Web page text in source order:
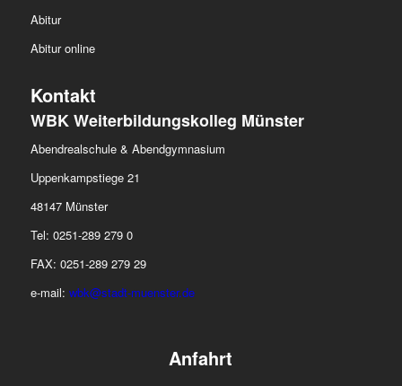
Abitur
Abitur online
Kontakt
WBKWeiterbildungskolleg Münster
Abendrealschule & Abendgymnasium
Uppenkampstiege 21
48147 Münster
Tel: 0251-289 279 0
FAX: 0251-289 279 29
e-mail: wbk@stadt-muenster.de
Anfahrt